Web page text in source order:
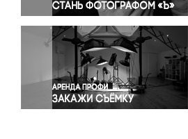
Религия
Светская жизнь
Спорт
Экология
Экономика и бизнес